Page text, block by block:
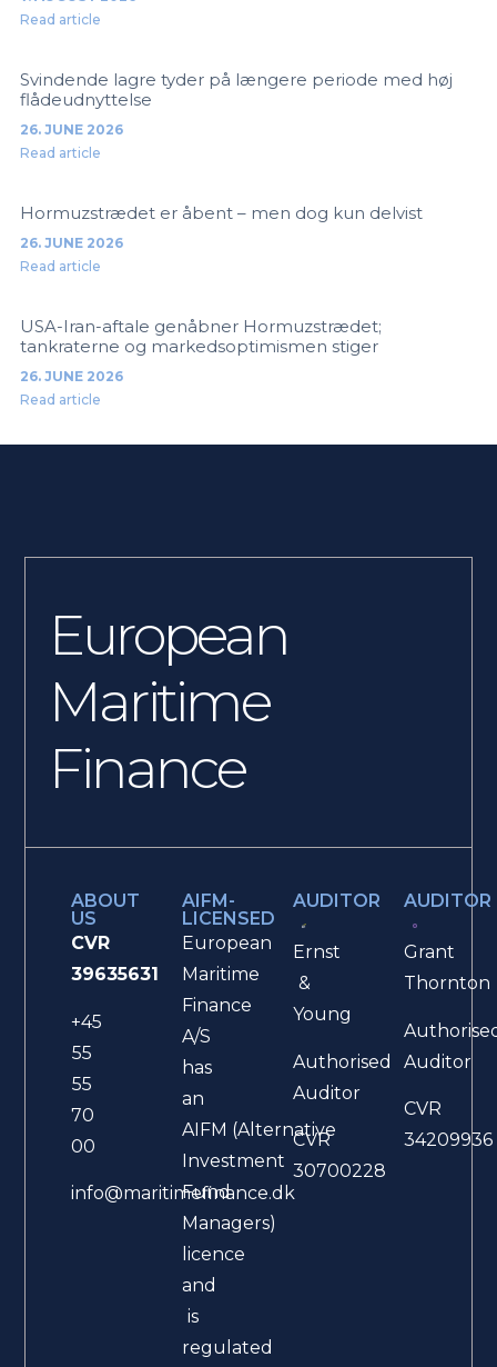
Read article
Svindende lagre tyder på længere periode med høj
flådeudnyttelse
26. JUNE 2026
Read article
Hormuzstrædet er åbent – men dog kun delvist
26. JUNE 2026
Read article
USA-Iran-aftale genåbner Hormuzstrædet;
tankraterne og markedsoptimismen stiger
26. JUNE 2026
Read article
European
Maritime
Finance
ABOUT
US
CVR
39635631
+45
55
55
70
00
info@maritimefinance.dk
AIFM-
LICENSED
European
Maritime
Finance
A/S
has
an
AIFM (Alternative
Investment
Fund
Managers)
licence
and
is
regulated
AUDITOR
Ernst
&
Young
Authorised
Auditor
CVR
30700228
AUDITOR
Grant
Thornton
Auditor
CVR
34209936